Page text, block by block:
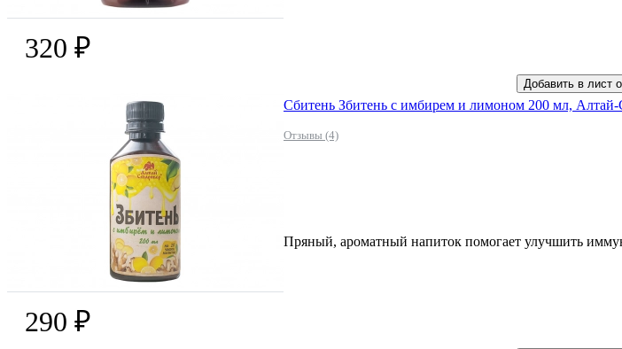
320 ₽
Добавить в лист
Сбитень Збитень с имбирем и лимоном 200 мл, Алтай-
Отзывы (4)
Пряный, ароматный напиток помогает улучшить
290 ₽